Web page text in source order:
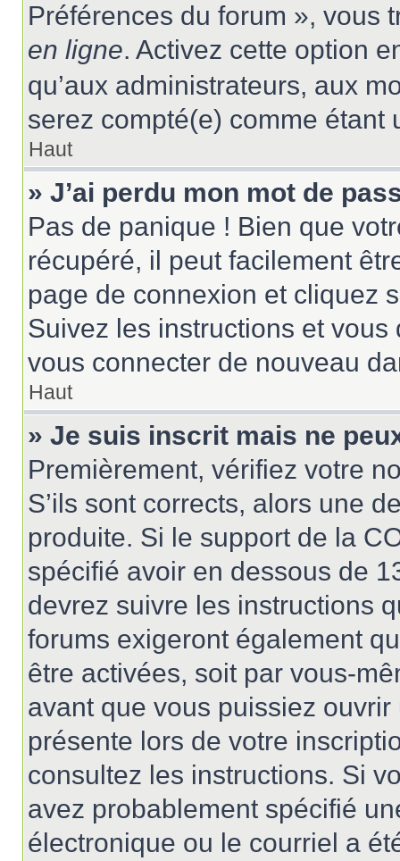
Préférences du forum », vous
en ligne. Activez cette option
qu’aux administrateurs, aux
serez compté(e) comme étant
Haut
» J’ai perdu mon mot de
Pas de panique ! Bien que
récupéré, il peut facilement
page de connexion et cliquez
Suivez les instructions et
vous connecter de nouveau
Haut
» Je suis inscrit mais ne
Premièrement, vérifiez votre
S’ils sont corrects, alors une
produite. Si le support de la
spécifié avoir en dessous de
devrez suivre les instructions
forums exigeront également
être activées, soit par vous-
avant que vous puissiez
présente lors de votre
consultez les instructions. Si
avez probablement spécifié
électronique ou le courriel a